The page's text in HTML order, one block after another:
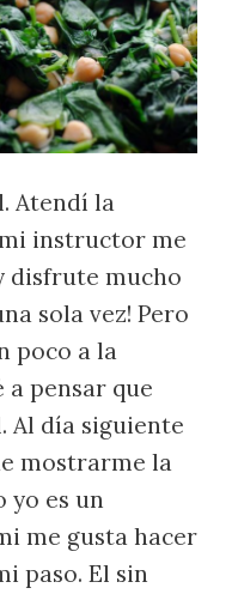
Atendí la
instructor me
disfrute mucho
sola vez! Pero
poco a la
a pensar que
Al día siguiente
mostrarme la
yo es un
me gusta hacer
paso. El sin